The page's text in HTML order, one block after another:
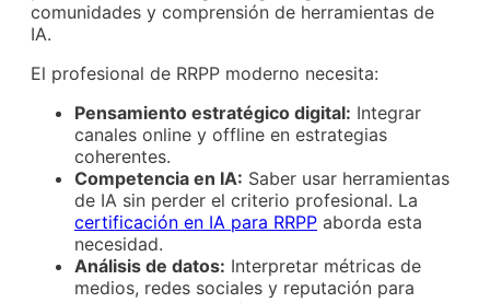
comunidades y comprensión de herramientas de
IA.
El profesional de RRPP moderno necesita:
Pensamiento estratégico digital: Integrar
canales online y offline en estrategias
coherentes.
Competencia en IA: Saber usar herramientas
de IA sin perder el criterio profesional. La
certificación en IA para RRPP aborda esta
necesidad.
Análisis de datos: Interpretar métricas de
medios, redes sociales y reputación para